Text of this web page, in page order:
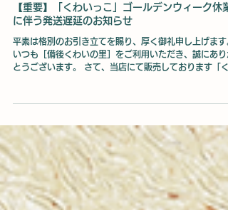
ご存知でしょうか？ 私たち「備後くわいの里」は、福山
でくわいを栽培する専業農家です。 全国の皆様に、本当
想いで、日々泥まみれになりながら農業と向き合ってい
す。 くわいは、私たちが普段スーパーで見かけるまでに
想像を絶するような手間暇がかかっています。今回は、
われます。 冬の収穫が終わって春を迎え、気温が上がっ
くるこの時期、植え付けシーズンを迎えます。 妥協は一
なし！植え付け前の「種芋選別」と「芽出し」 美味しい
わいを育てるためには、畑に植える前の「種芋（たねい
も）」の準備が命です。 備後くわいの里では、機械に頼
ず徹底した手作業で準備を進めます。 1. 途方もない手作
【重要】「くわいっこ」ゴールデンウィーク休業
平素は格別のお引き立てを賜り、厚く御礼申し上げます
いつも［備後くわいの里］をご利用いただき、誠にあり
とうございます。 さて、当店にて販売しております「く
いっこ」につきまして、誠に勝手ながら、製造元のゴー
デンウィーク休業に伴い、商品の発送にお時間をいただ
こととなりました。 お客様には多大なるご迷惑をおかけ